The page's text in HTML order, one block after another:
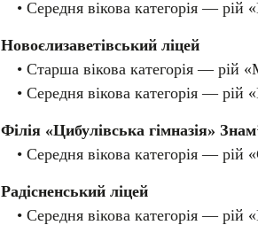
• Середня вікова категорія — рій
Новоєлизаветівський ліцей
• Старша вікова категорія — рій
• Середня вікова категорія — рій
Філія «Цибулівська гімназія»
• Середня вікова категорія — рій
Радісненський ліцей
• Середня вікова категорія — рій